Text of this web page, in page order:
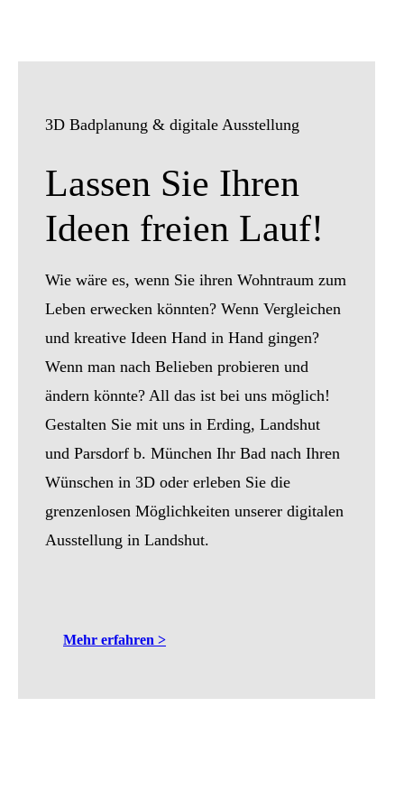
3D Badplanung & digitale Ausstellung
Lassen Sie Ihren
Ideen freien Lauf!
Wie wäre es, wenn Sie ihren Wohntraum zum
Leben erwecken könnten? Wenn Vergleichen
und kreative Ideen Hand in Hand gingen?
Wenn man nach Belieben probieren und
ändern könnte? All das ist bei uns möglich!
Gestalten Sie mit uns in Erding, Landshut
und Parsdorf b. München Ihr Bad nach Ihren
Wünschen in 3D oder erleben Sie die
grenzenlosen Möglichkeiten unserer digitalen
Ausstellung in Landshut.
Mehr erfahren >